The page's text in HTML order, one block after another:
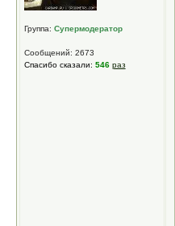
Группа: Супермодератор
Сообщений: 2673
Спасибо сказали: 546 раз